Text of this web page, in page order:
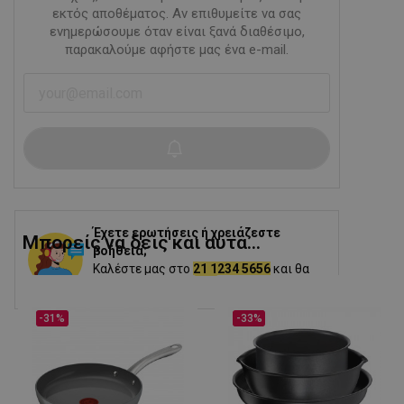
Έχετε ερωτήσεις ή χρειάζεστε
βοήθεια;
Καλέστε μας στο 21 1234 5656και θα
εκτός αποθέματος. Αν επιθυμείτε να σας
ενημερώσουμε όταν είναι ξανά διαθέσιμο,
παρακαλούμε αφήστε μας ένα e-mail.
Μπορείς να δεις και αυτα...
-31% -33%